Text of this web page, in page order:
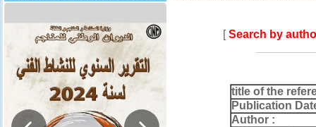
[Search by
title of the
Publication
Author :